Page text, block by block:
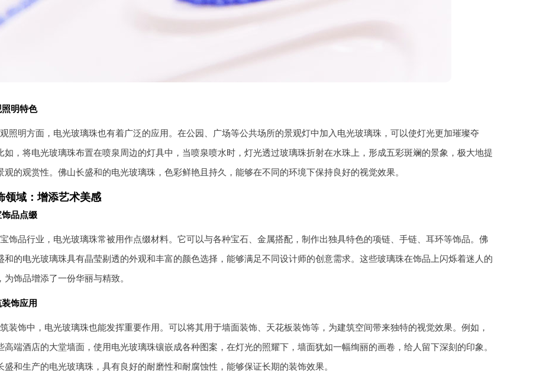
照明特色
照明方面，电光玻璃珠也有着广泛的应用。在公园、广场等公共场所的景观灯中加入电光玻璃珠，可以使灯光更加璀璨夺
如，将电光玻璃珠布置在喷泉周边的灯具中，当喷泉喷水时，灯光透过玻璃珠折射在水珠上，形成五彩斑斓的景象，极大地提
观的观赏性。佛山长盛和的电光玻璃珠，色彩鲜艳且持久，能够在不同的环境下保持良好的视觉效果。
领域：增添艺术美感
饰品点缀
饰品行业，电光玻璃珠常被用作点缀材料。它可以与各种宝石、金属搭配，制作出独具特色的项链、手链、耳环等饰品。佛
和的电光玻璃珠具有晶莹剔透的外观和丰富的颜色选择，能够满足不同设计师的创意需求。这些玻璃珠在饰品上闪烁着迷人的
为饰品增添了一份华丽与精致。
饰应用
装饰中，电光玻璃珠也能发挥重要作用。可以将其用于墙面装饰、天花板装饰等，为建筑空间带来独特的视觉效果。例如，
高端酒店的大堂墙面，使用电光玻璃珠镶嵌成各种图案，在灯光的照耀下，墙面犹如一幅绚丽的画卷，给人留下深刻的印象。
盛和生产的电光玻璃珠，具有良好的耐磨性和耐腐蚀性，能够保证长期的装饰效果。